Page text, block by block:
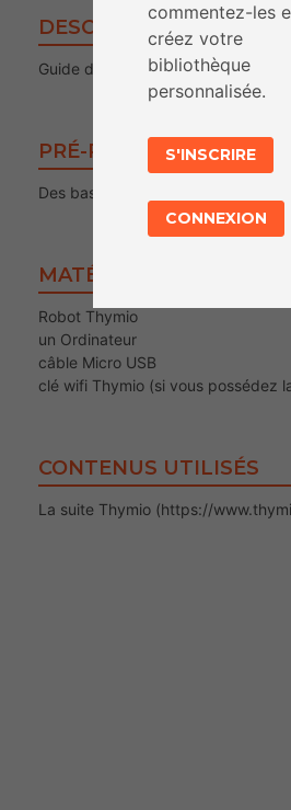
DESCRIPTION
Guide d’utilisation du robot Thymio
PRÉ-REQUIS POUR LE
Des bases dans l’outil Scratch
MATÉRIEL
Robot Thymio
un Ordinateur
câble Micro USB
clé wifi Thymio (si vous possédez
CONTENUS UTILISÉS
La suite Thymio (https://
commentez-les
créez votre
bibliothèque
personnalisée.
S'INSCRIRE
CONNEXION